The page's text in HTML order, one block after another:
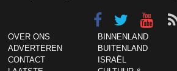
OVER ONS
ADVERTEREN
CONTACT
BINNENLAND
BUITENLAND
ISRAËL